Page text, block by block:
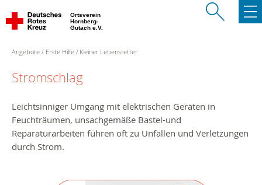
Ortsverein
Hornberg-
Gutach e.V.
Angebote Erste Hilfe Kleiner Lebensretter
Stromschlag
Leichtsinniger Umgang mit elektrischen Geräten in
Feuchträumen, unsachgemäße Bastel-und
Reparaturarbeiten führen oft zu Unfällen und Verletzungen
durch Strom.